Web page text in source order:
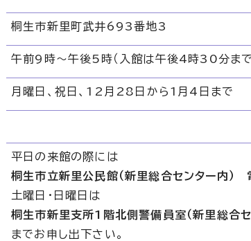
桐生市新里町武井693番地3
午前9時～午後5時（入館は午後4時30分まで
月曜日、祝日、12月28日から1月4日まで
平日の来館の際には
桐生市立新里公民館（新里総合センター内
土曜日・日曜日は
桐生市新里支所1階北側警備員室（新里総合セ
までお申し出下さい。